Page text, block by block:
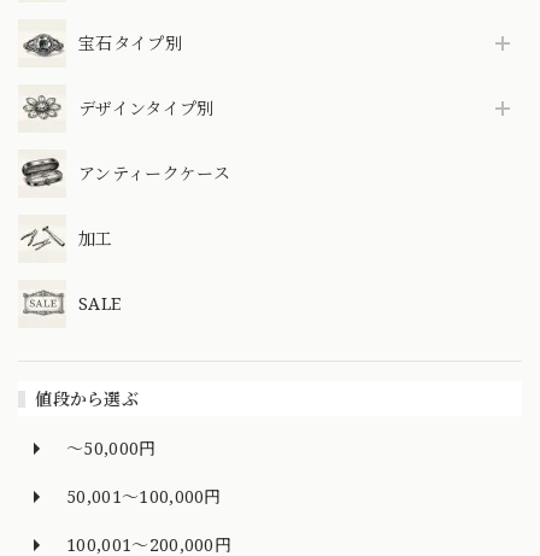
宝石タイプ別
デザインタイプ別
アンティークケース
加工
SALE
値段から選ぶ
～50,000円
50,001～100,000円
100,001～200,000円